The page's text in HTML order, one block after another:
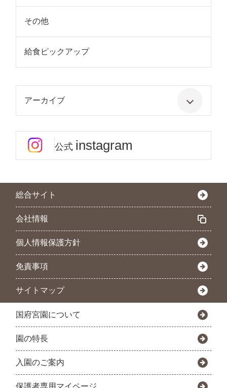
その他
給食ピックアップ
アーカイブ
公式 instagram
総合サイト
会社情報
個人情報保護方針
免責事項
サイトマップ
国府宮園について
園の特長
入園のご案内
保護者専用マイページ